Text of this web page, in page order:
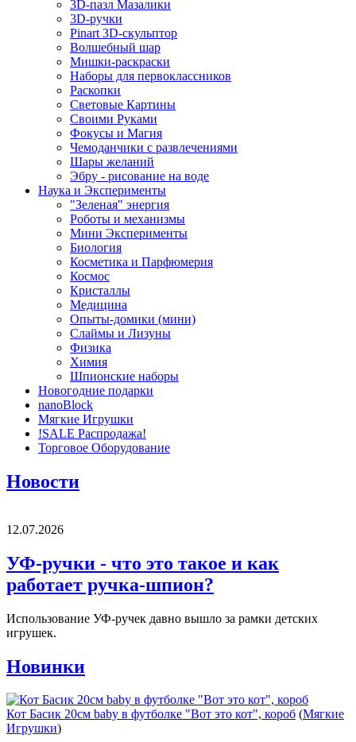
3D-пазл Мазалики
3D-ручки
Pinart 3D-скульптор
Волшебный шар
Мишки-раскраски
Наборы для первоклассников
Раскопки
Световые Картины
Своими Руками
Фокусы и Магия
Чемоданчики с развлечениями
Шары желаний
Эбру - рисование на воде
Наука и Эксперименты
"Зеленая" энергия
Роботы и механизмы
Мини Эксперименты
Биология
Косметика и Парфюмерия
Космос
Кристаллы
Медицина
Опыты-домики (мини)
Слаймы и Лизуны
Физика
Химия
Шпионские наборы
Новогодние подарки
nanoBlock
Мягкие Игрушки
!SALE Распродажа!
Торговое Оборудование
Новости
12.07.2026
УФ-ручки - что это такое и как
работает ручка-шпион?
Использование УФ-ручек давно вышло за рамки детских
игрушек.
Новинки
Кот Басик 20см baby в футболке "Вот это кот", короб (Мягкие
Игрушки)